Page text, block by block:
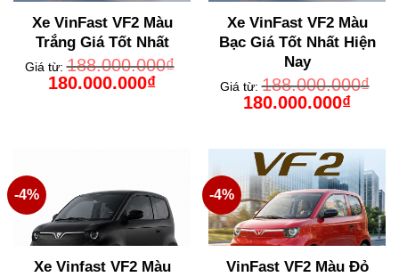
Xe VinFast VF2 Màu
Trắng Giá Tốt Nhất
Giá từ:188.000.000₫
Giá
gốc
180.000.000₫Giá
hiện
Xe VinFast VF2 Màu
Bạc Giá Tốt Nhất Hiện
Nay
Giá từ:188.000.000₫
Giá
gốc
180.000.000₫Giá
hiện
-4%
Xe Vinfast VF2 Màu
-4%
VinFast VF2 Màu Đỏ